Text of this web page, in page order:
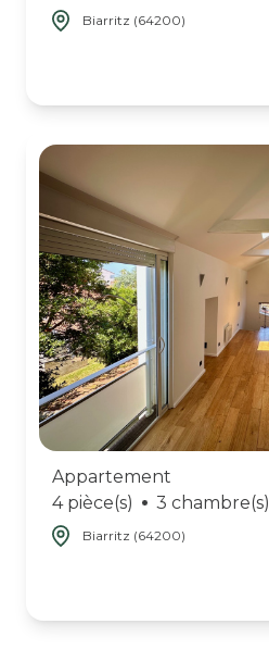
Biarritz (64200)
Appartement
4 pièce(s)
3 chambre(s)
Biarritz (64200)